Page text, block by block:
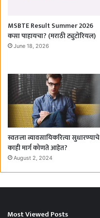
MSBTE Result Summer 2026
कसा पाहायचा? (मराठी ट्युटोरियल)
June 18, 2026
स्वतःला व्यावसायिकरित्या सुधारण्याचे
काही मार्ग कोणते आहेत?
August 2, 2024
Most Viewed Posts